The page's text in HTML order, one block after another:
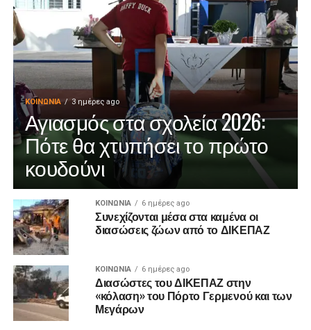
ΚΟΙΝΩΝΊΑ 3 ημέρες ago
Αγιασμός στα σχολεία 2026:
Πότε θα χτυπήσει το πρώτο
κουδούνι
ΚΟΙΝΩΝΊΑ 6 ημέρες ago
Συνεχίζονται μέσα στα καμένα οι
διασώσεις ζώων από το ΔΙΚΕΠΑΖ
ΚΟΙΝΩΝΊΑ 6 ημέρες ago
Διασώστες του ΔΙΚΕΠΑΖ στην
«κόλαση» του Πόρτο Γερμενού και των
Μεγάρων